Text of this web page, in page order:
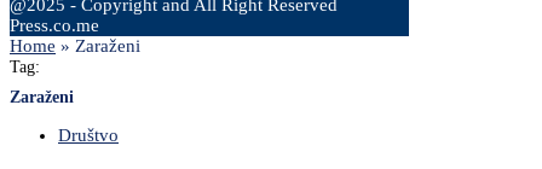
@2025 - Copyright and All Right Reserved
Press.co.me
Home » Zaraženi
Tag:
Zaraženi
Društvo